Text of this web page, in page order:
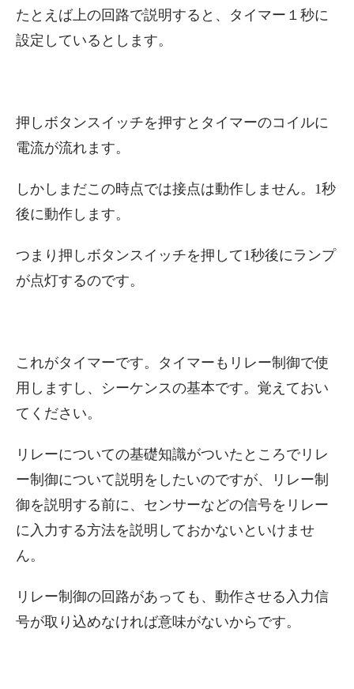
たとえば上の回路で説明すると、タイマー１秒に
設定しているとします。
押しボタンスイッチを押すとタイマーのコイルに
電流が流れます。
しかしまだこの時点では接点は動作しません。1秒
後に動作します。
つまり押しボタンスイッチを押して1秒後にランプ
が点灯するのです。
これがタイマーです。タイマーもリレー制御で使
用しますし、シーケンスの基本です。覚えておい
てください。
リレーについての基礎知識がついたところでリレ
ー制御について説明をしたいのですが、リレー制
御を説明する前に、センサーなどの信号をリレー
に入力する方法を説明しておかないといけませ
ん。
リレー制御の回路があっても、動作させる入力信
号が取り込めなければ意味がないからです。